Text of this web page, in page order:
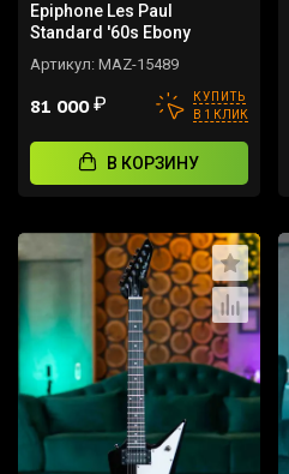
Epiphone Les Paul
Standard '60s Ebony
Артикул: MAZ-15489
81 000₽
КУПИТЬ
В 1 КЛИК
В КОРЗИНУ